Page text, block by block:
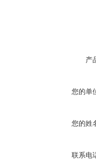
产
您的单
您的姓
联系电